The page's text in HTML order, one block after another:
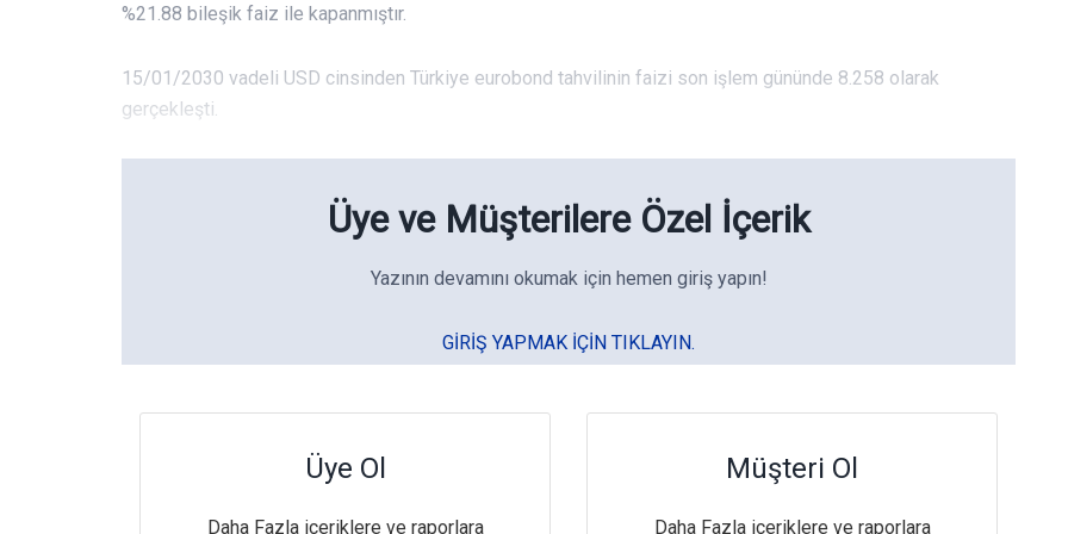
%21.88 bileşik faiz ile kapanmıştır.
15/01/2030 vadeli USD cinsinden Türkiye eurobond tahvilinin faizi son işlem gününde 8.258 olarak
gerçekleşti.
Üye ve Müşterilere Özel İçerik
Yazının devamını okumak için hemen giriş yapın!
GIRIŞ YAPMAK IÇIN TIKLAYIN.
Üye Ol
Daha Fazla içeriklere ve raporlara
Müşteri Ol
Daha Fazla içeriklere ve raporlara